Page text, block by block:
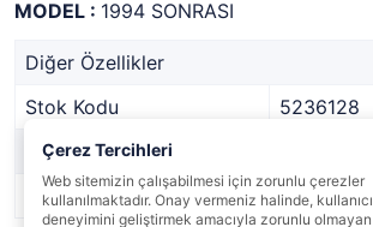
MODEL : 1994 SONRASI
Diğer Özellikler
Stok Kodu
5236128
Marka
Stok Durumu
Var
Çerez Tercihleri
Web sitemizin çalışabilmesi için zorunlu çerezler
kullanılmaktadır. Onay vermeniz halinde, kullanıcı
deneyimini geliştirmek amacıyla zorunlu olmayan